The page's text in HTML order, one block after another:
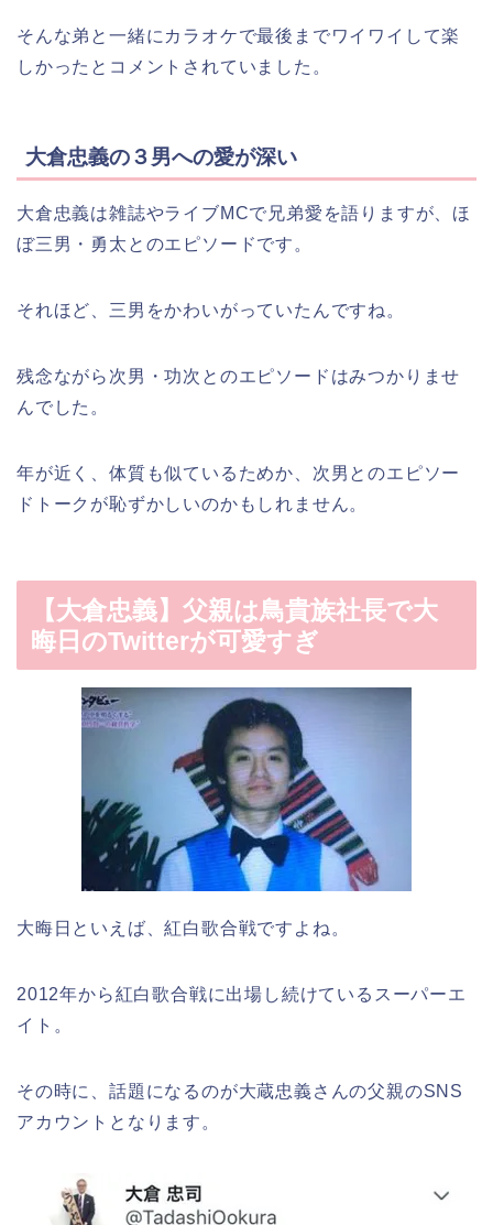
そんな弟と一緒にカラオケで最後までワイワイして楽
しかったとコメントされていました。
大倉忠義の３男への愛が深い
大倉忠義は雑誌やライブMCで兄弟愛を語りますが、ほ
ぼ三男・勇太とのエピソードです。
それほど、三男をかわいがっていたんですね。
残念ながら 次男・功次とのエピソードはみつかりませ
んでした。
年が近く、体質も似ているためか、次男とのエピソー
ドトークが恥ずかしいのかもしれません。
【大倉忠義】父親は鳥貴族社長で大
晦日のTwitterが可愛すぎ
大晦日といえば、紅白歌合戦ですよね。
2012年から紅白歌合戦に出場し続けているスーパーエ
イト。
その時に、話題になるのが大蔵忠義さんの父親のSNS
アカウントとなります。